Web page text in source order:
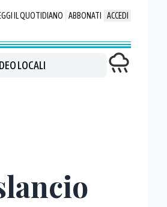
IL QUOTIDIANO ABBONATI ACCEDI
LOCALI